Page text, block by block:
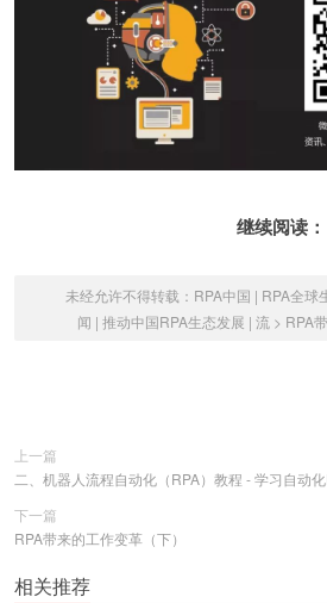
继续阅读：
未经允许不得转载： RPA中国 | RPA全球
闻 | 推动中国RPA生态发展 | 流 > RPA
上一篇
二、机器人流程自动化（RPA）教程 - 学习自动
下一篇
RPA带来的工作变革（下）
相关推荐